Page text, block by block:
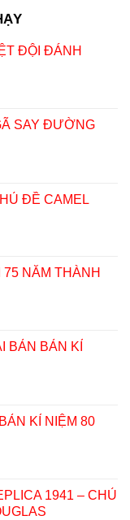
ĐỘI ĐÁNH
SAY ĐƯỜNG
ĐỀ CAMEL
NĂM THÀNH
BẢN BẢN KỈ
KỈ NIỆM 80
1941 – CHỦ